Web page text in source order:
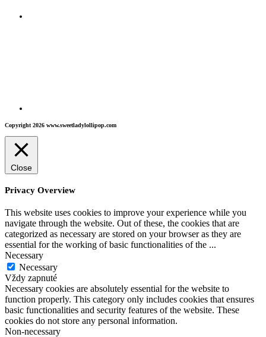
Copyright 2026 www.sweetladylollipop.com
Close
Privacy Overview
This website uses cookies to improve your experience while you
navigate through the website. Out of these, the cookies that are
categorized as necessary are stored on your browser as they are
essential for the working of basic functionalities of the ...
Necessary
Necessary
Vždy zapnuté
Necessary cookies are absolutely essential for the website to
function properly. This category only includes cookies that ensures
basic functionalities and security features of the website. These
cookies do not store any personal information.
Non-necessary